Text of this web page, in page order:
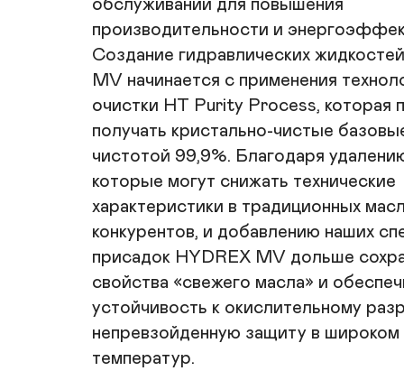
обслуживании для повышения
производительности и
Создание гидравлических
MV начинается с применения
очистки HT Purity Process, которая
получать кристально-чистые
чистотой 99,9%. Благодаря
которые могут снижать технические
характеристики в традиционных
конкурентов, и добавлению наших
присадок HYDREX MV дольше
свойства «свежего масла» и
устойчивость к окислительному
непревзойденную защиту в широком
температур.